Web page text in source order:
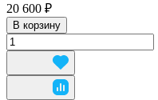
20 600 ₽
В корзину